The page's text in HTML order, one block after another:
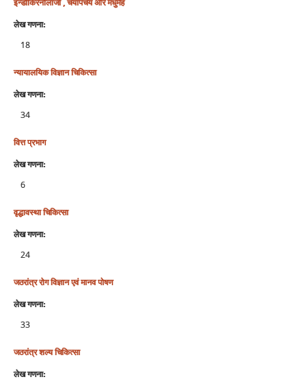
इन्डोकिरनोलाजी , चयापचय और मधुमेह
लेख गणना:
18
न्‍यायालयिक विज्ञान चिकित्‍सा
लेख गणना:
34
वित्त प्रभाग
लेख गणना:
6
वृद्धावस्था चिकित्सा
लेख गणना:
24
जठरांत्र रोग विज्ञान एवं मानव पोषण
लेख गणना:
33
जठरांत्र शल्‍य चिकित्‍सा
लेख गणना: